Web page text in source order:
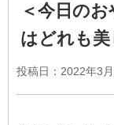
＜今日の
はどれも
投稿日： 2022年3